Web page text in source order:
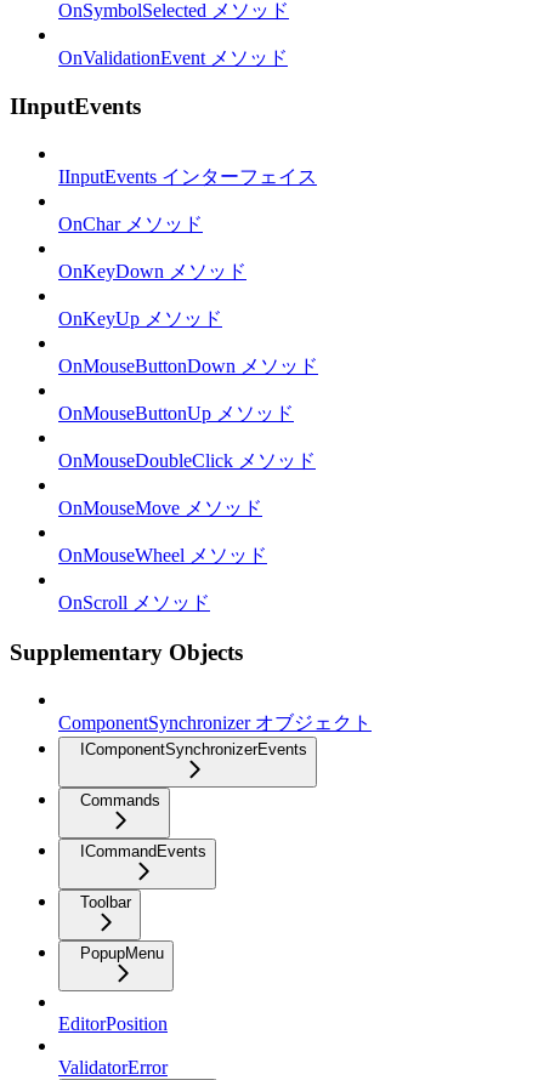
OnSymbolSelected メソッド
OnValidationEvent メソッド
IInputEvents
IInputEvents インターフェイス
OnChar メソッド
OnKeyDown メソッド
OnKeyUp メソッド
OnMouseButtonDown メソッド
OnMouseButtonUp メソッド
OnMouseDoubleClick メソッド
OnMouseMove メソッド
OnMouseWheel メソッド
OnScroll メソッド
Supplementary Objects
ComponentSynchronizer オブジェクト
IComponentSynchronizerEvents
Commands
ICommandEvents
Toolbar
PopupMenu
EditorPosition
ValidatorError